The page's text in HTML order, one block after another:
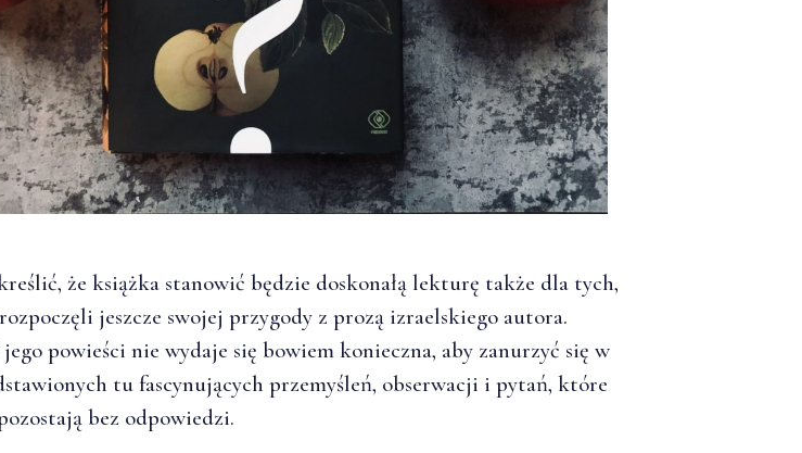
że książka stanowić będzie doskonałą lekturę także dla tych,
jeszcze swojej przygody z prozą izraelskiego autora.
powieści nie wydaje się bowiem konieczna, aby zanurzyć się w
tu fascynujących przemyśleń, obserwacji i pytań, które
bez odpowiedzi.